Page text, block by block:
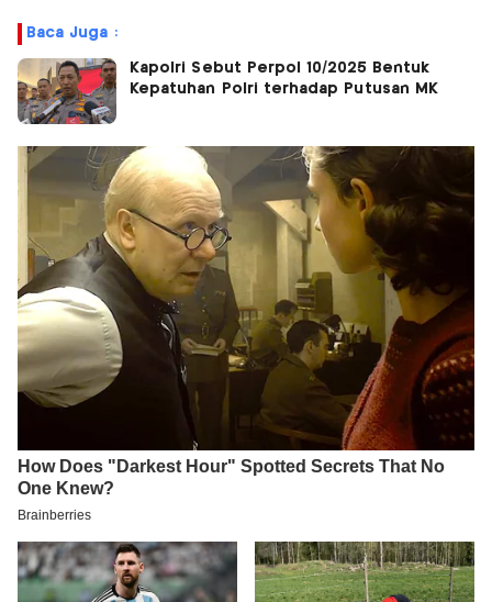
Baca Juga :
Kapolri Sebut Perpol 10/2025 Bentuk
Kepatuhan Polri terhadap Putusan MK